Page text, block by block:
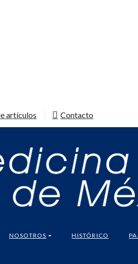
artículos Contacto
NOSOTROS HISTÓRICO